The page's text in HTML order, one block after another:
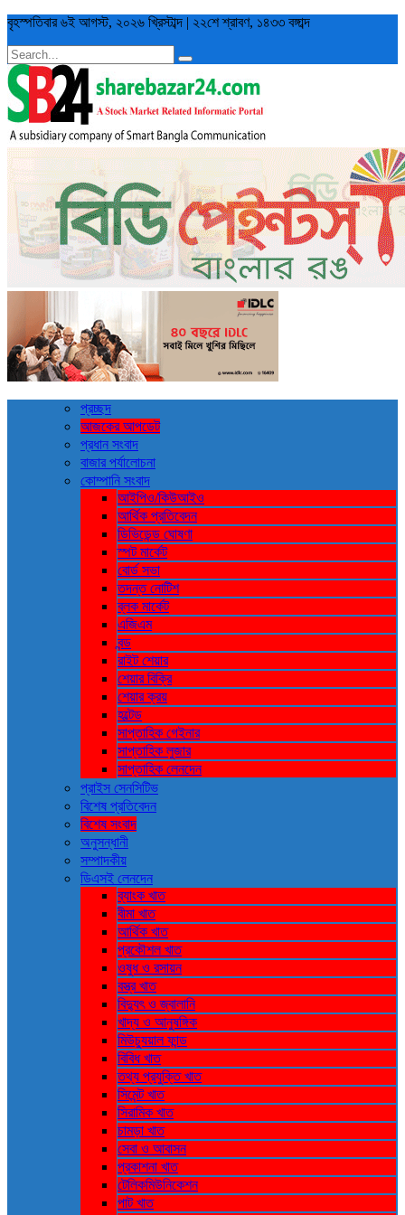
বৃহস্পতিবার ৬ই আগস্ট, ২০২৬ খ্রিস্টাব্দ | ২২শে শ্রাবণ, ১৪৩৩ বঙ্গাব্দ
প্রচ্ছদ
আজকের আপডেট
প্রধান সংবাদ
বাজার পর্যালোচনা
কোম্পানি সংবাদ
আইপিও/কিউআইও
আর্থিক প্রতিবেদন
ডিভিডেন্ড ঘোষণা
স্পট মার্কেট
বোর্ড সভা
তদন্ত নোটিশ
ব্লক মার্কেট
এজিএম
বন্ড
রাইট শেয়ার
শেয়ার বিক্রি
শেয়ার ক্রয়
হল্টেড
সাপ্তাহিক গেইনার
সাপ্তাহিক লুজার
সাপ্তাহিক লেনদেন
প্রাইস সেনসিটিভ
বিশেষ প্রতিবেদন
বিশেষ সংবাদ
অনুসন্ধানী
সম্পাদকীয়
ডিএসই লেনদেন
ব্যাংক খাত
বীমা খাত
আর্থিক খাত
প্রকৌশল খাত
ওষুধ ও রসায়ন
বস্ত্র খাত
বিদ্যুৎ ও জ্বালানি
খাদ্য ও আনুষঙ্গিক
মিউচ্যুয়াল ফান্ড
বিবিধ খাত
তথ্য প্রযুক্তি খাত
সিমেন্ট খাত
সিরামিক খাত
চামড়া খাত
সেবা ও আবাসন
প্রকাশনা খাত
টেলিকমিউনিকেশন
পাট খাত